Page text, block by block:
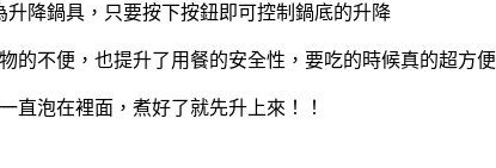
升降鍋具，只要按下按鈕即可控制鍋底的升降
的不便，也提升了用餐的安全性，要吃的時候真的超方便
直泡在裡面，煮好了就先升上來！！